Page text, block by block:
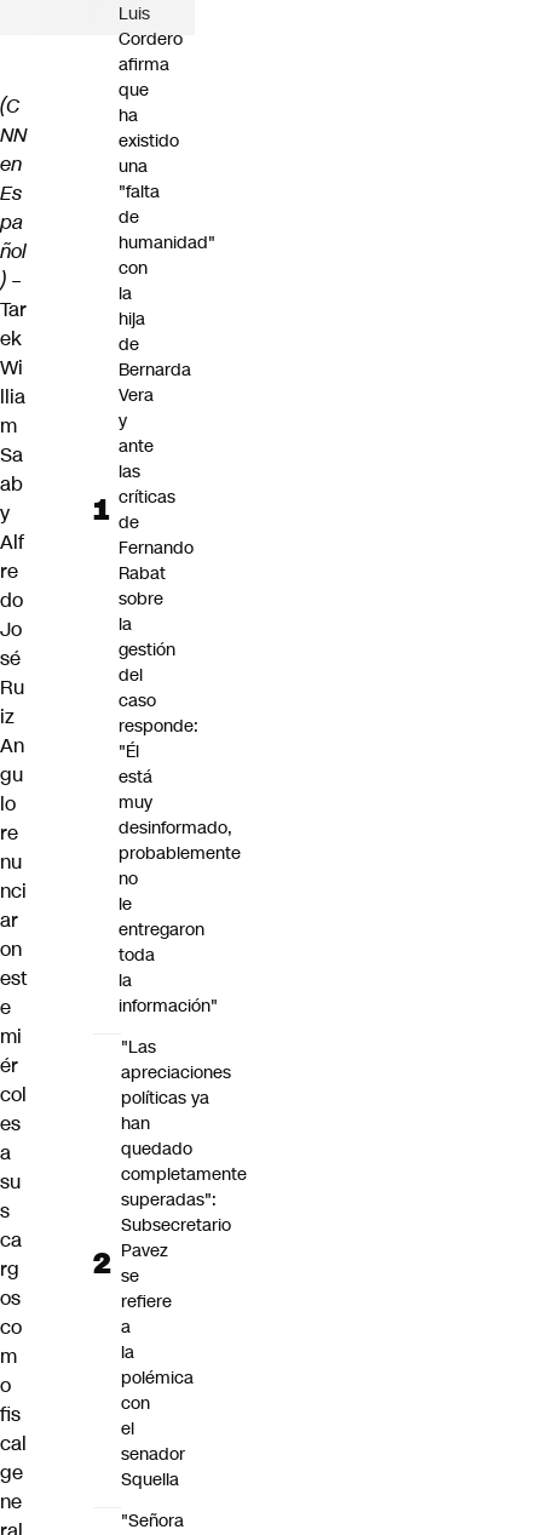
(C
NN
en
Es
pa
ñol
) –
Tar
ek
Wi
llia
m
Sa
ab
y
Alf
re
do
Jo
sé
Ru
iz
An
gu
lo
re
nu
nci
ar
on
est
e
mi
ér
col
es
a
su
s
ca
rg
os
co
m
o
fis
cal
ge
ne
Luis
Cordero
afirma
que
ha
existido
una
"falta
de
humanidad"
con
la
hija
de
Bernarda
Vera
y
ante
las
críticas
de
Fernando
Rabat
sobre
la
gestión
del
caso
responde:
"Él
está
muy
desinformado,
probablemente
no
le
entregaron
toda
la
información"
"Las
apreciaciones
políticas ya
han
quedado
completamente
superadas":
Subsecretario
Pavez
se
refiere
a
la
polémica
con
el
senador
Squella
"Señora